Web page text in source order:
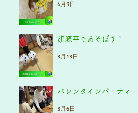
4月3日
旗源平であそぼう！
3月13日
バレンタインパーティー
3月6日